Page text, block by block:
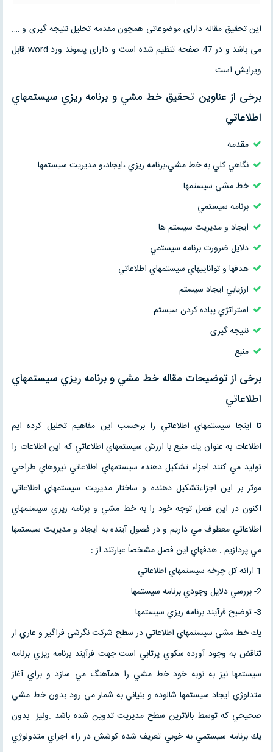
این تحقیق مقاله دارای موضوعاتی همچون مقدمه تحلیل نتیجه گیری و ….
می باشد و در 47 صفحه تنظیم شده است و دارای پسوند ورد word قابل
ویرایش است
برخی از عناوین تحقیق خط مشي و برنامه ريزي سيستمهاي
اطلاعاتي
مقدمه
نگاهي كلي به خط مشي،برنامه ريزي ،ايجاد،و مديريت سيستمها
خط مشي سيستمها
برنامه سيستمي
ايجاد و مديريت سيستم ها
دلايل ضرورت برنامه سيستمي
هدفها و تواناييهاي سيستمهاي اطلاعاتي
ارزيابي ايجاد سيستم
استراتژي پياده كردن سيستم
نتیجه گیری
منبع
برخی از توضیحات مقاله خط مشي و برنامه ريزي سيستمهاي
اطلاعاتي
تا اينجا سيستمهاي اطلاعاتي را برحسب اين مفاهيم تحليل كرده ايم
اطلاعات به عنوان يك منبع با ارزش سيستمهاي اطلاعاتي كه اين اطلاعات را
توليد مي كنند اجزاء تشكيل دهنده سيستمهاي اطلاعاتي نيروهاي طراحي
موثر بر اين اجزاءتشكيل دهنده و ساختار مديريت سيستمهاي اطلاعاتي
اكنون در اين فصل توجه خود را به خط مشي و برنامه ريزي سيستمهاي
اطلاعاتي معطوف مي داريم و در فصول آينده به ايجاد و مديريت سيستمها
مي پردازيم . هدفهاي اين فصل مشخصاً عبارتند از :
1-ارائه كل چرخه سيستمهاي اطلاعاتي
2- بررسي دلايل وجودي برنامه سيستمها
3- توضيح فرآيند برنامه ريزي سيستمها
يك خط مشي سيستمهاي اطلاعاتي در سطح شركت نگرشي فراگير و عاري از
تناقض به وجود آورده سكوي پرتابي است جهت فرآيند برنامه ريزي برنامه
سيستمها نيز به نوبه خود خط مشي را همآهنگ مي سازد و براي آغاز
متدلوژي ايجاد سيستمها شالوده و بنياني به شمار مي رود بدون خط مشي
صحيحي كه توسط بالاترين سطح مديريت تدوين شده باشد .ونيز بدون
يك برنامه سيستمي به خوبي تعريف شده كوشش در راه اجراي متدولوژي